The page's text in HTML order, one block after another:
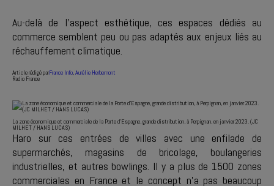
Au-delà de l'aspect esthétique, ces espaces dédiés au
commerce semblent peu ou pas adaptés aux enjeux liés au
réchauffement climatique.
Article rédigé parFrance Info,Aurélie Herbemont
Radio France
La zone économique et commerciale de la Porte d'Espagne, grande distribution, à Perpignan, en janvier 2023. (JC
MILHET / HANS LUCAS)
Haro sur ces entrées de villes avec une enfilade de
supermarchés, magasins de bricolage, boulangeries
industrielles, et autres bowlings. Il y a plus de 1500 zones
commerciales en France et le concept n'a pas beaucoup